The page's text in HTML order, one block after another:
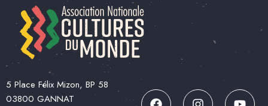
5 Place Félix Mizon, BP 58
03800 GANNAT